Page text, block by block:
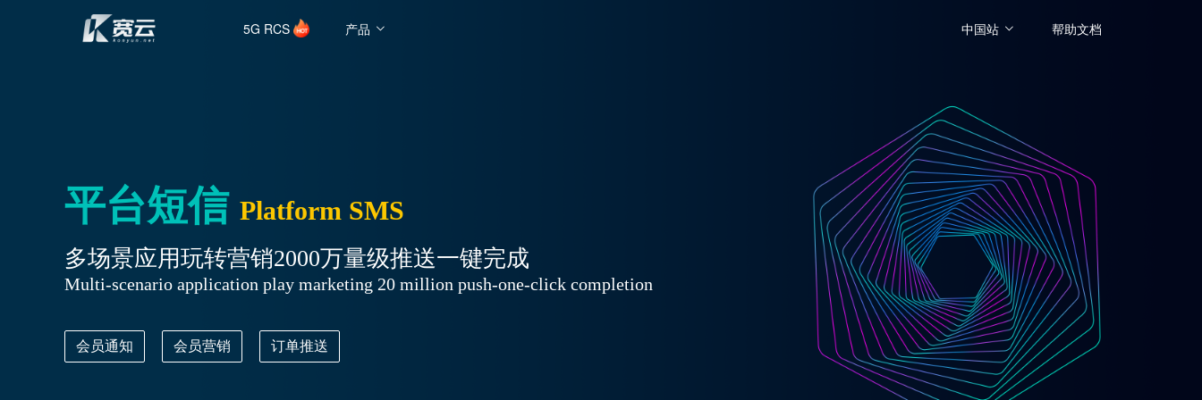
5G RCS 产品 中国站 帮助文档
平台短信 Platform SMS
多场景应用玩转营销2000万量级推送一键完成
Multi-scenario application play marketing 20 million push-one-click completion
会员通知 会员营销 订单推送